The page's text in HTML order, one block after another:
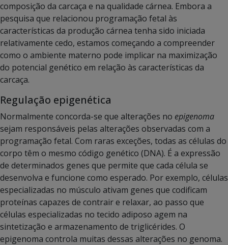
composição da carcaça e na qualidade cárnea. Embora a
pesquisa que relacionou programação fetal às
características da produção cárnea tenha sido iniciada
relativamente cedo, estamos começando a compreender
como o ambiente materno pode implicar na maximização
do potencial genético em relação às características da
carcaça.
Regulação epigenética
Normalmente concorda-se que alterações no epigenoma
sejam responsáveis pelas alterações observadas com a
programação fetal. Com raras exceções, todas as células do
corpo têm o mesmo código genético (DNA). É a expressão
de determinados genes que permite que cada célula se
desenvolva e funcione como esperado. Por exemplo, células
especializadas no músculo ativam genes que codificam
proteínas capazes de contrair e relaxar, ao passo que
células especializadas no tecido adiposo agem na
sintetização e armazenamento de triglicérides. O
epigenoma controla muitas dessas alterações no genoma.